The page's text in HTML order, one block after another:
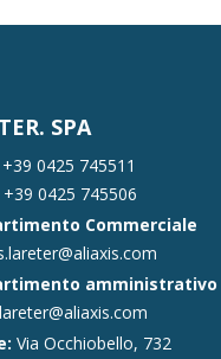
SPA
+39 0425 745511
+39 0425 745506
Commerciale
amministrativo
Via Occhiobello, 732